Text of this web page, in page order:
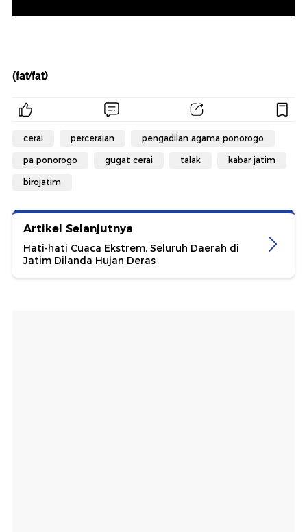
(fat/fat)
cerai perceraian pengadilan agama ponorogo
pa ponorogo gugat cerai talak kabar jatim
birojatim
Artikel Selanjutnya
Hati-hati Cuaca Ekstrem, Seluruh Daerah di
Jatim Dilanda Hujan Deras